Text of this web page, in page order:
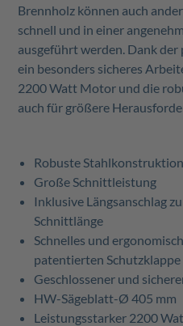
Brennholz können auch
schnell und in einer
ausgeführt werden. Dank
ein besonders sicheres
2200 Watt Motor und die
auch für größere
Robuste Stahlkonstruktion
Große Schnittleistung
Inklusive Längsanschlag
Schnittlänge
Schnelles und
patentierten Schutzklappe
Geschlossener und
HW-Sägeblatt-Ø 405 mm
Leistungsstarker 2200